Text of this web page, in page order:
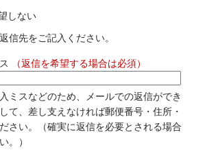
しない
信先をご記入ください。
（返信を希望する場合は必須）
ミスなどのため、メールでの返信ができ
て、差し支えなければ郵便番号・住所・
さい。（確実に返信を必要とされる場合
。）